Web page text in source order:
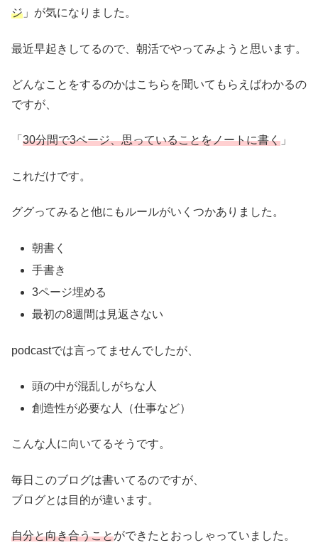
ジ 」が気になりました。
最近早起きしてるので、朝活でやってみようと思います。
どんなことをするのかはこちらを聞いてもらえばわかるの
ですが、
「 30分間で3ページ、思っていることをノートに書く 」
これだけです。
ググってみると他にもルールがいくつかありました。
朝書く
手書き
3ページ埋める
最初の8週間は見返さない
podcastでは言ってませんでしたが、
頭の中が混乱しがちな人
創造性が必要な人（仕事など）
こんな人に向いてるそうです。
毎日このブログは書いてるのですが、
ブログとは目的が違います。
自分と向き合うことができたとおっしゃっていました。